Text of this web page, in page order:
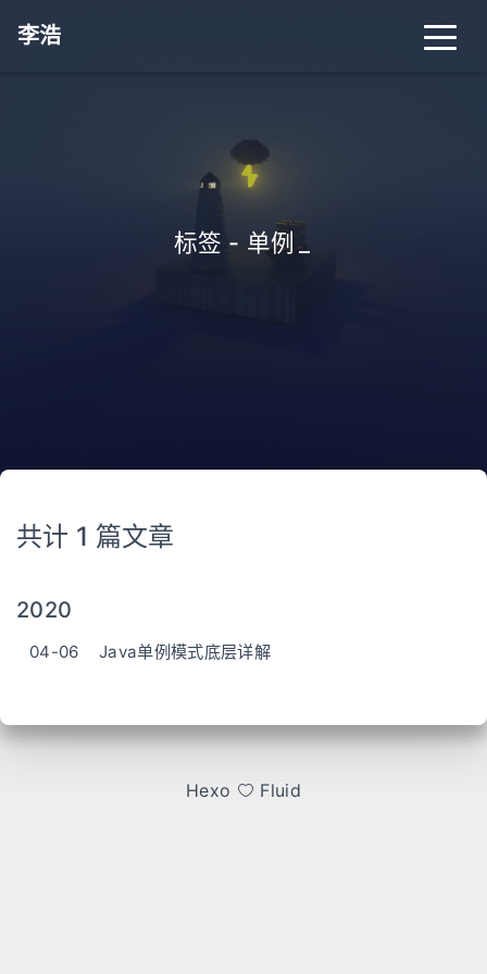
李浩
标签 - 单例 _
共计 1 篇文章
2020
04-06 Java单例模式底层详解
Hexo Fluid